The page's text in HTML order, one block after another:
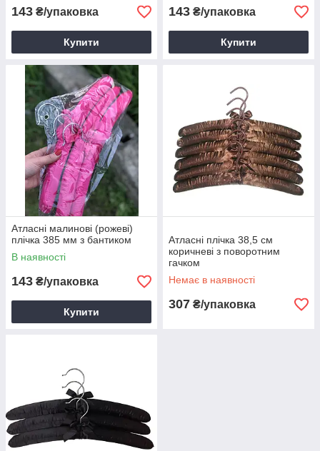
143 ₴/упаковка
Купити
143 ₴/упаковка
Купити
Атласні малинові (рожеві)
плічка 385 мм з бантиком
В наявності
143 ₴/упаковка
Купити
Атласні плічка 38,5 см
коричневі з поворотним
гачком
Немає в наявності
307 ₴/упаковка